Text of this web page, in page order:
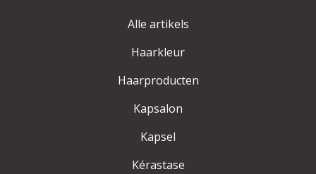
Alle artikels
Haarkleur
Haarproducten
Kapsalon
Kapsel
Kérastase